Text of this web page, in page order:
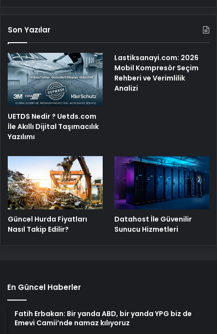
Son Yazılar
UETDS Nedir ? Uetds.com
İle Akıllı Dijital Taşımacılık
Yazılımı
Lastiksanayi.com: 2026
Mobil Kompresör Seçim
Rehberi ve Verimlilik
Analizi
Güncel Hurda Fiyatları
Nasıl Takip Edilir?
Datahost İle Güvenilir
Sunucu Hizmetleri
En Güncel Haberler
Fatih Erbakan: Bir yanda ABD, bir yanda YPG biz de
Emevi Camii’nde namaz kılıyoruz